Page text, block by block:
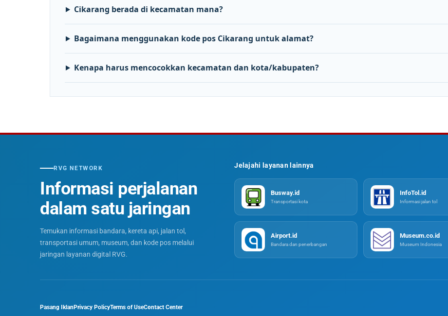
Cikarang berada di kecamatan mana?
Bagaimana menggunakan kode pos Cikarang untuk alamat?
Kenapa harus mencocokkan kecamatan dan kota/kabupaten?
RVG NETWORK
Informasi perjalanan
dalam satu jaringan
Temukan informasi bandara, kereta api, jalan tol,
transportasi umum, museum, dan kode pos melalui
jaringan layanan digital RVG.
Jelajahi layanan lainnya
Busway.id
Transportasi kota
InfoTol.id
Informasi jalan tol
Airport.id
Bandara dan penerbangan
Museum.co.id
Museum Indonesia
Pasang Iklan Privacy PolicyTerms of UseContact Center